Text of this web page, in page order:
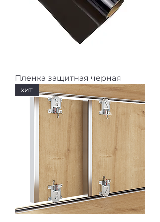
Пленка защитная черная
хит